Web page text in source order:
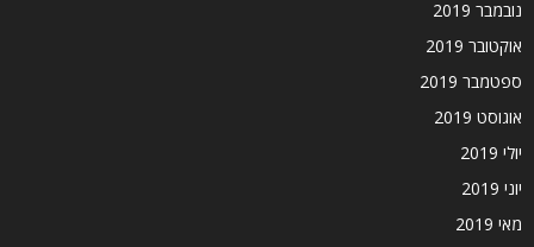
נובמבר 2019
אוקטובר 2019
ספטמבר 2019
אוגוסט 2019
יולי 2019
יוני 2019
מאי 2019